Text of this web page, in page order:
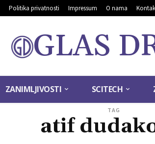
Politika privatnosti Impressum O nama
GLAS
ZANIMLJIVOSTI SCITECH
TAG
atif